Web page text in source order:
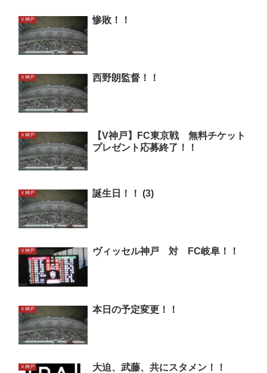
Ｖ神戸 惨敗！！
Ｖ神戸 西野朗監督！！
Ｖ神戸
【V神戸】FC東京戦 無料チケット
プレゼント応募終了！！
Ｖ神戸 誕生日！！ (3)
Ｖ神戸 ヴィッセル神戸 対 FC岐阜！！
Ｖ神戸 本日の予定変更！！
Ｖ神戸 大迫、武藤、共にスタメン！！